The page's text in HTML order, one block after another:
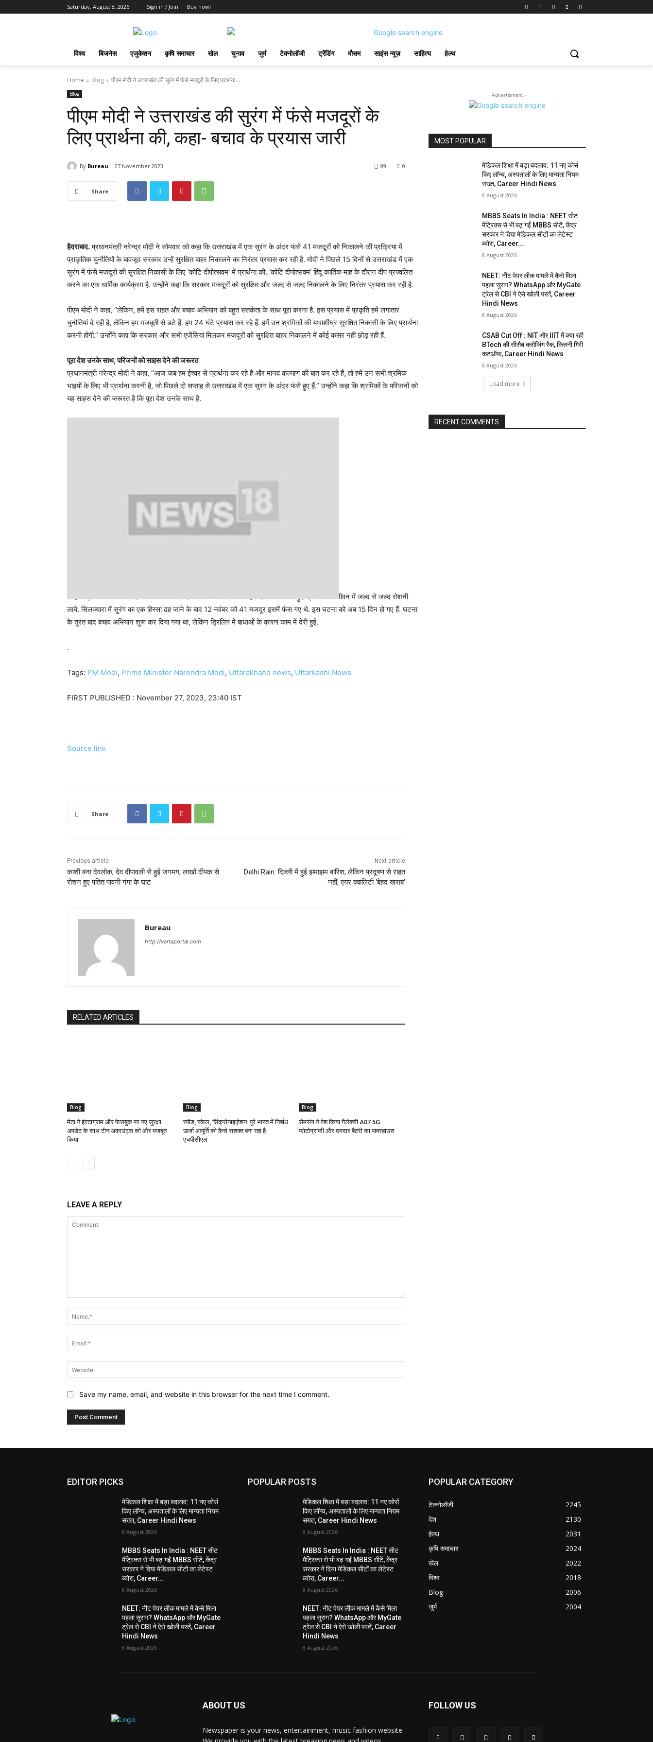
Saturday, August 8, 2026 Sign in / Join Buy now!
विश्व बिजनेस एजुकेशन कृषि समाचार खेल चुनाव जुर्म टेक्नोलॉजी ट्रेंडिंग मौसम साइंस न्यूज़ साहित्य हेल्थ
Home Blog पीएम मोदी ने उत्तराखंड की सुरंग में फंसे मजदूरों के लिए प्रार्थना...
Blog
पीएम मोदी ने उत्तराखंड की सुरंग में फंसे मजदूरों के
लिए प्रार्थना की, कहा- बचाव के प्रयास जारी
By Bureau 27 November 2023 0
89
Share
हैदराबाद.प्रधानमंत्री नरेन्द्र मोदी ने सोमवार को कहा कि उत्तराखंड में एक सुरंग के अंदर फंसे 41 मजदूरों को निकालने की प्रक्रिया में
प्राकृतिक चुनौतियों के बावजूद सरकार उन्हें सुरक्षित बाहर निकालने का निरंतर प्रयास कर रही है. मोदी ने पिछले 15 दिनों से उत्तराखंड में एक
सुरंग में फंसे मजदूरों की सुरक्षित निकासी के लिए ‘कोटि दीपोत्सवम’ में प्रार्थना की. ‘कोटि दीपोत्सवम’ हिंदू कार्तिक माह के दौरान दीप प्रज्वलित
करने का एक धार्मिक कार्यक्रम है. उन्होंने कहा कि सरकार मजदूरों को सुरक्षित और जल्द से जल्द निकालने के लिए निरंतर प्रयास कर रही है.
पीएम मोदी ने कहा, “लेकिन, हमें इस राहत और बचाव अभियान को बहुत सतर्कता के साथ पूरा करना है. इस प्रयास में प्रकृति हमें लगातार
चुनौतियां दे रही है, लेकिन हम मजबूती से डटे हैं. हम 24 घंटे प्रयास कर रहे हैं. हमें उन श्रमिकों की यथाशीघ्र सुरक्षित निकासी के लिए प्रार्थना
करनी होगी.” उन्होंने कहा कि सरकार और सभी एजेंसियां मिलकर मजदूरों को सुरक्षित बाहर निकालने में कोई कसर नहीं छोड़ रही हैं.
पूरा देश उनके साथ, परिजनों को साहस देने की जरूरत
प्रधानमंत्री नरेन्द्र मोदी ने कहा, “आज जब हम ईश्वर से प्रार्थना कर रहे हैं और मानव कल्याण की बात कर रहे हैं, तो हमें उन सभी श्रमिक
भाइयों के लिए भी प्रार्थना करनी है, जो पिछले दो सप्ताह से उत्तराखंड में एक सुरंग के अंदर फंसे हुए हैं.” उन्होंने कहा कि श्रमिकों के परिजनों को
यह साहस देने की जरूरत है कि पूरा देश उनके साथ है.
उन्होंने प्रार्थना की कि ‘देव दीपावली’ और ‘कोटि दीपोत्सवम’ में जलाया गया हर दीपक उन फंसे हुए श्रमिकों के जीवन में जल्द से जल्द रोशनी
लाये. सिलक्यारा में सुरंग का एक हिस्सा ढह जाने के बाद 12 नवंबर को 41 मजदूर इसमें फंस गए थे. इस घटना को अब 15 दिन हो गए हैं. घटना
के तुरंत बाद बचाव अभियान शुरू कर दिया गया था, लेकिन ड्रिलिंग में बाधाओं के कारण काम में देरी हुई.
.
Tags: PM Modi, Prime Minister Narendra Modi, Uttarakhand news, Uttarkashi News
FIRST PUBLISHED : November 27, 2023, 23:40 IST
Source link
Share
Previous article
काशी बना देवलोक, देव दीपावली से हुई जगमग, लाखों दीपक से
रोशन हुए पतित पावनी गंगा के घाट
Next article
Delhi Rain: दिल्ली में हुई झमाझम बारिश, लेकिन प्रदूषण से राहत
नहीं, एयर क्वालिटी ‘बेहद खराब’
Bureau
http://vartaportal.com
RELATED ARTICLES
Blog
मेटा ने इंस्टाग्राम और फेसबुक पर नए सुरक्षा
अपडेट के साथ टीन अकाउंट्स को और मजबूत
किया
Blog
स्पीड, स्केल, सिंक्रोनाइज़ेशन: पूरे भारत में निर्बाध
ऊर्जा आपूर्ति को कैसे सशक्त बना रहा है
एचपीसीएल
Blog
सैमसंग ने पेश किया गैलेक्सी A07 5G:
फोटोग्राफी और दमदार बैटरी का पावरहाउस
LEAVE A REPLY
Save my name, email, and website in this browser for the next time I comment.
- Advertisment -
MOST POPULAR
मेडिकल शिक्षा में बड़ा बदलाव: 11 नए कोर्स
किए लॉन्च, अस्पतालों के लिए मान्यता नियम
सख्त, Career Hindi News
8 August 2026
MBBS Seats In India : NEET सीट
मैट्रिक्स से भी बढ़ गईं MBBS सीटें, केंद्र
सरकार ने दिया मेडिकल सीटों का लेटेस्ट
ब्योरा, Career...
8 August 2026
NEET: नीट पेपर लीक मामले में कैसे मिला
पहला सुराग? WhatsApp और MyGate
ट्रेल से CBI ने ऐसे खोली परतें, Career
Hindi News
8 August 2026
CSAB Cut Off : NIT और IIIT में क्या रही
BTech की सीसैब क्लोजिंग रैंक, कितनी गिरी
कटऑफ, Career Hindi News
8 August 2026
Load more
RECENT COMMENTS
EDITOR PICKS
मेडिकल शिक्षा में बड़ा बदलाव: 11 नए कोर्स
किए लॉन्च, अस्पतालों के लिए मान्यता नियम
सख्त, Career Hindi News
8 August 2026
MBBS Seats In India : NEET सीट
मैट्रिक्स से भी बढ़ गईं MBBS सीटें, केंद्र
सरकार ने दिया मेडिकल सीटों का लेटेस्ट
ब्योरा, Career...
8 August 2026
NEET: नीट पेपर लीक मामले में कैसे मिला
पहला सुराग? WhatsApp और MyGate
ट्रेल से CBI ने ऐसे खोली परतें, Career
Hindi News
8 August 2026
POPULAR POSTS
मेडिकल शिक्षा में बड़ा बदलाव: 11 नए कोर्स
किए लॉन्च, अस्पतालों के लिए मान्यता नियम
सख्त, Career Hindi News
8 August 2026
MBBS Seats In India : NEET सीट
मैट्रिक्स से भी बढ़ गईं MBBS सीटें, केंद्र
सरकार ने दिया मेडिकल सीटों का लेटेस्ट
ब्योरा, Career...
8 August 2026
NEET: नीट पेपर लीक मामले में कैसे मिला
पहला सुराग? WhatsApp और MyGate
ट्रेल से CBI ने ऐसे खोली परतें, Career
Hindi News
8 August 2026
POPULAR CATEGORY
टेक्नोलॉजी
2245
देश
2130
हेल्थ
2031
कृषि समाचार
2024
खेल
2022
विश्व
2018
Blog
2006
जुर्म
2004
ABOUT US
Newspaper is your news, entertainment, music fashion website.
FOLLOW US